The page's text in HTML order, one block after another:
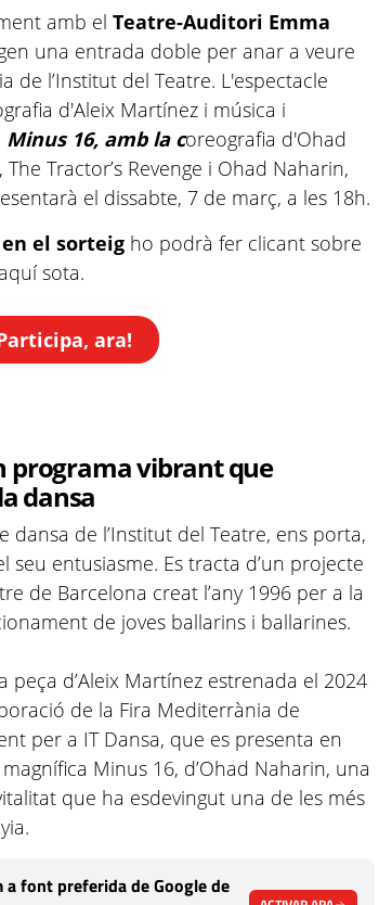
amb el Teatre-Auditori Emma
una entrada doble per anar a veure
de l’Institut del Teatre. L'espectacle
d'Aleix Martínez i música i
Minus 16, amb la coreografia d'Ohad
Tractor’s Revenge i Ohad Naharin,
el dissabte, 7 de març, a les 18h.
el sorteig ho podrà fer clicant sobre
sota.
ara!
programa vibrant que
dansa
dansa de l’Institut del Teatre, ens porta,
seu entusiasme. Es tracta d’un projecte
de Barcelona creat l’any 1996 per a la
de joves ballarins i ballarines.
d’Aleix Martínez estrenada el 2024
de la Fira Mediterrània de
per a IT Dansa, que es presenta en
Minus 16, d’Ohad Naharin, una
que ha esdevingut una de les més
a font preferida de Google de